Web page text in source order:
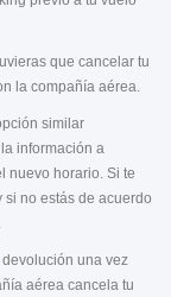
que cancelar tu
la compañía aérea.
similar
información a
nuevo horario. Si te
si no estás de acuerdo
una vez
aérea cancela tu